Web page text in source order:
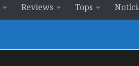
Reviews Tops